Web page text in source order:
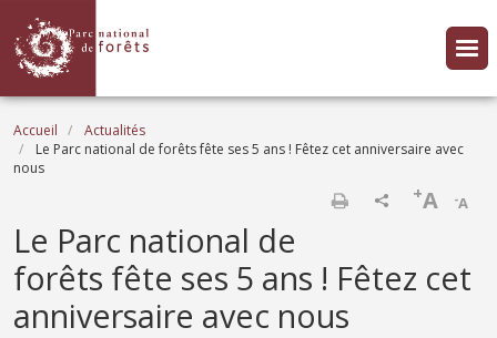
Fil d'Ariane
Accueil
Actualités
Le Parc national de forêts fête ses 5 ans ! Fêtez cet anniversaire avec
nous
-A
+A
Le Parc national de
forêts fête ses 5 ans ! Fêtez cet
anniversaire avec nous